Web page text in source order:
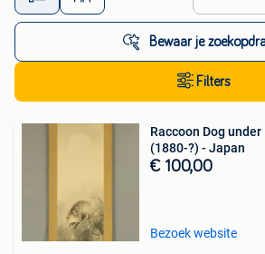
Bewaar je
Filters
Raccoon Dog
(1880-?) - Japan
€ 100,00
Bezoek website